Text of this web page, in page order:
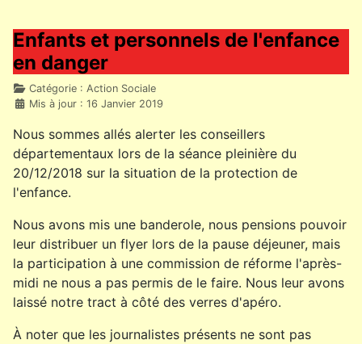
Enfants et personnels de l'enfance
en danger
DétailsCatégorie : Action Sociale
Mis à jour : 16 Janvier 2019
Nous sommes allés alerter les conseillers
départementaux lors de la séance pleinière du
20/12/2018 sur la situation de la protection de
l'enfance.
Nous avons mis une banderole, nous pensions pouvoir
leur distribuer un flyer lors de la pause déjeuner, mais
la participation à une commission de réforme l'après-
midi ne nous a pas permis de le faire. Nous leur avons
laissé notre tract à côté des verres d'apéro.
À noter que les journalistes présents ne sont pas